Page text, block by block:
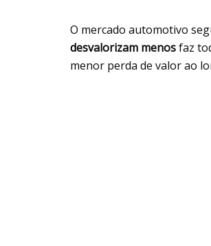
O mercado automotivo
desvalorizam menosfaz
menor perda de valor ao